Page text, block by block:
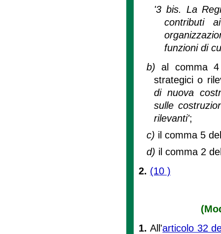
'3 bis. La
contributi
funzioni di
b)al comma
strategici o
di nuova
sulle
rilevanti';
c) il comma 5
d) il comma 2
2. (10 )
1.All'articolo 32